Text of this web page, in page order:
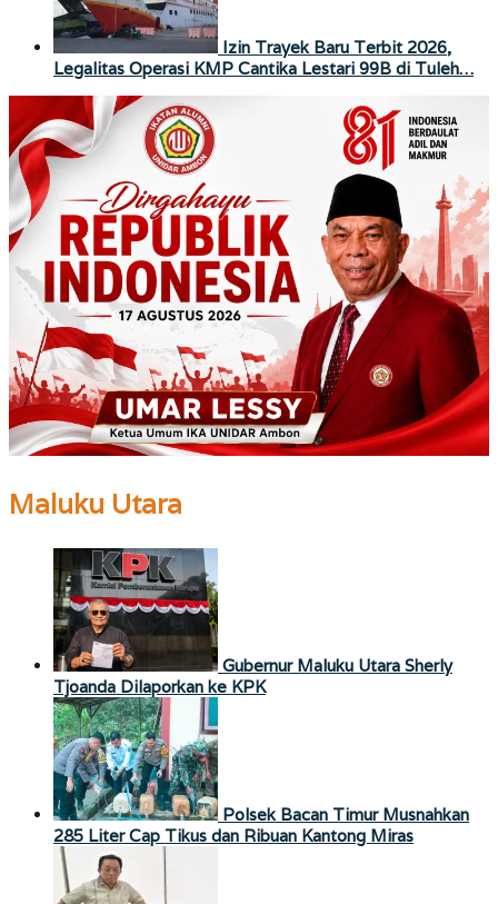
Izin Trayek Baru Terbit 2026,
Legalitas Operasi KMP Cantika Lestari 99B di Tuleh…
Maluku Utara
Gubernur Maluku Utara Sherly
Tjoanda Dilaporkan ke KPK
Polsek Bacan Timur Musnahkan
285 Liter Cap Tikus dan Ribuan Kantong Miras